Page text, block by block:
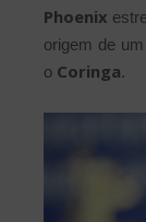
Phoenix
origem de
o Coringa.